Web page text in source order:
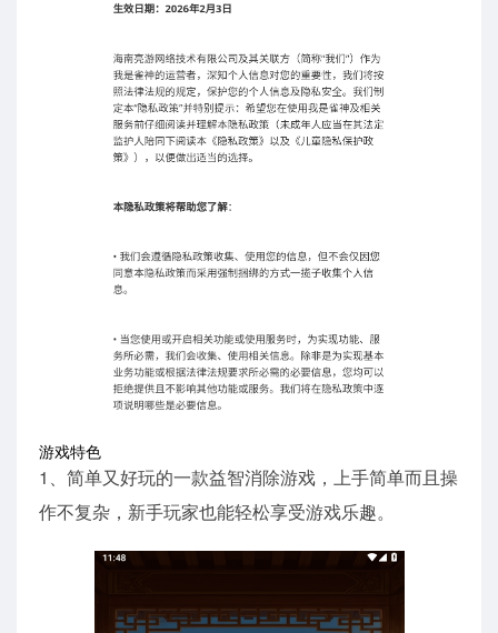
游戏特色
1、简单又好玩的一款益智消除游戏，上手简单而且操
作不复杂，新手玩家也能轻松享受游戏乐趣。